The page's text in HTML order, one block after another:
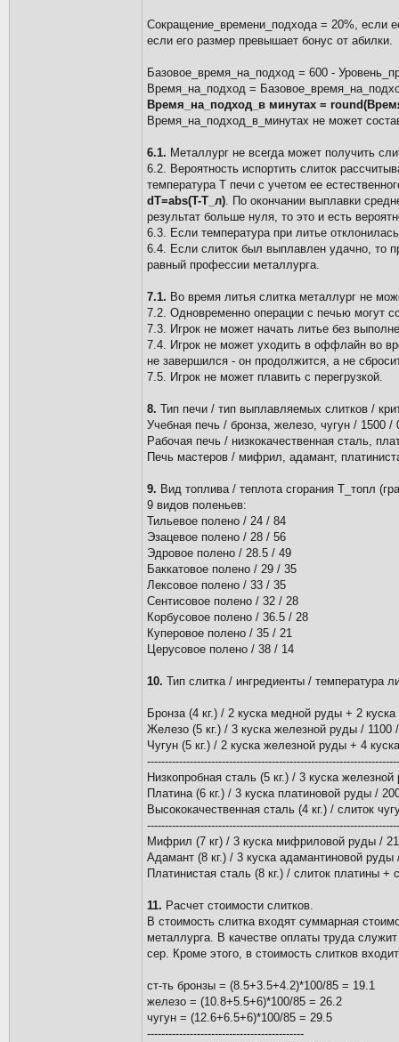
Сокращение_времени_подхода = 20%, если
если его размер превышает бонус от абилки.
Базовое_время_на_подход = 600 -
Время_на_подход =
Время_на_подход_в минутах =
Время_на_подход_в_минутах не может
6.1. Металлург не всегда может получить
6.2. Вероятность испортить слиток
температура Т печи с учетом ее
dT=abs(T-T_л). По окончании выплавки
результат больше нуля, то это и есть
6.3. Если температура при литье
6.4. Если слиток был выплавлен удачно, то
равный профессии металлурга.
7.1. Во время литья слитка металлург не
7.2. Одновременно операции с печью могут
7.3. Игрок не может начать литье без
7.4. Игрок не может уходить в оффлайн во
не завершился - он продолжится, а не
7.5. Игрок не может плавить с перегрузкой.
8. Тип печи / тип выплавляемых слитков /
Учебная печь / бронза, железо, чугун / 1500 /
Рабочая печь / низкокачественная сталь,
Печь мастеров / мифрил, адамант,
9. Вид топлива / теплота сгорания Т_топл
9 видов поленьев:
Тильевое полено / 24 / 84
Эзацевое полено / 28 / 56
Эдровое полено / 28.5 / 49
Баккатовое полено / 29 / 35
Лексовое полено / 33 / 35
Сентисовое полено / 32 / 28
Корбусовое полено / 36.5 / 28
Куперовое полено / 35 / 21
Церусовое полено / 38 / 14
10. Тип слитка / ингредиенты / температура
Бронза (4 кг.) / 2 куска медной руды + 2
Железо (5 кг.) / 3 куска железной руды / 1100
Чугун (5 кг.) / 2 куска железной руды + 4
Низкопробная сталь (5 кг.) / 3 куска
Платина (6 кг.) / 3 куска платиновой руды /
Высококачественная сталь (4 кг.) / слиток
Мифрил (7 кг) / 3 куска мифриловой руды /
Адамант (8 кг.) / 3 куска адамантиновой
Платинистая сталь (8 кг.) / слиток платины +
11. Расчет стоимости слитков.
В стоимость слитка входят суммарная
металлурга. В качестве оплаты труда
сер. Кроме этого, в стоимость слитков
ст-ть бронзы = (8.5+3.5+4.2)*100/85 = 19.1
железo = (10.8+5.5+6)*100/85 = 26.2
чугун = (12.6+6.5+6)*100/85 = 29.5
--------------------------------------------